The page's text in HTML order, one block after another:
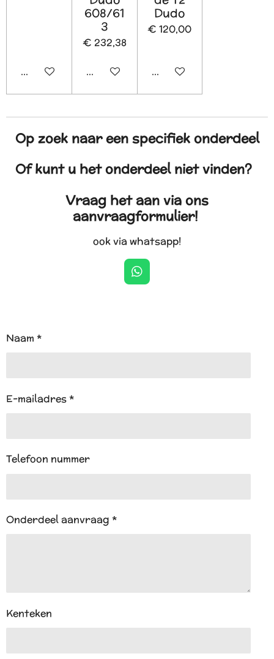
In winkelwagen
608/61
3
€ 232,38
Houd mij op de hoogte
Dudo
€ 120,00
In winkelwagen
Op zoek naar een specifiek onderdeel
Of kunt u het onderdeel niet vinden?
Vraag het aan via ons
aanvraagformulier!
ook via whatsapp!
W
h
Naam *
E-mailadres *
Telefoon nummer
Onderdeel aanvraag *
Kenteken